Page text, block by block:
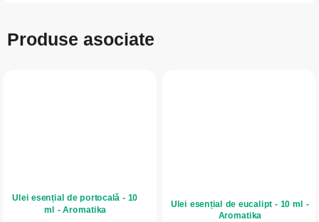
Produse asociate
Ulei esențial de portocală - 10
ml - Aromatika
Ulei esențial de eucalipt - 10 ml -
Aromatika